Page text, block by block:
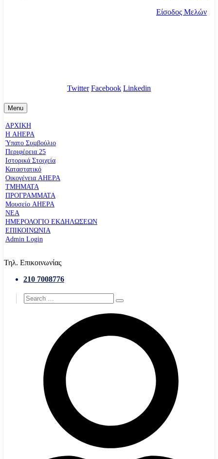
Είσοδος Μελών
Twitter Facebook Linkedin
Menu
ΑΡΧΙΚΗ
Η AHEPA
Ύπατο Συµβούλιο
Περιφέρεια 25
Ιστορικά Στοιχεία
Καταστατικό
Οικογένεια AHEPA
ΤΜΗΜΑΤΑ
ΠΡΟΓΡΑΜΜΑΤΑ
Μουσείο AHEPA
ΝΕΑ
ΗΜΕΡΟΛΟΓΙΟ ΕΚΔΗΛΩΣΕΩΝ
ΕΠΙΚΟΙΝΩΝΙΑ
Admin Login
Τηλ. Επικοινωνίας
210 7008776